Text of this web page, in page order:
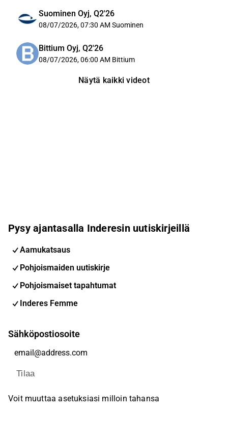
Suominen Oyj, Q2'26
08/07/2026, 07:30 AM Suominen
Bittium Oyj, Q2'26
08/07/2026, 06:00 AM Bittium
Näytä kaikki videot
Pysy ajantasalla Inderesin uutiskirjeillä
Aamukatsaus
Pohjoismaiden uutiskirje
Pohjoismaiset tapahtumat
Inderes Femme
Sähköpostiosoite
Tilaa
Voit muuttaa asetuksiasi milloin tahansa